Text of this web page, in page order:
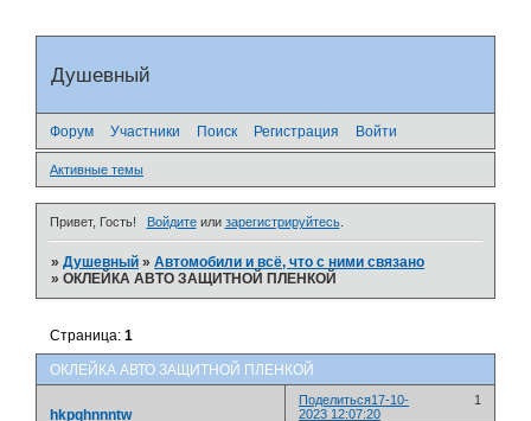
Душевный
Форум Участники Поиск Регистрация Войти
Активные темы
Привет, Гость! Войдитеили зарегистрируйтесь.
»Душевный »Автомобили и всё, что с ними связано
»ОКЛЕЙКА АВТО ЗАЩИТНОЙ ПЛЕНКОЙ
ОКЛЕЙКА АВТО ЗАЩИТНОЙ ПЛЕНКОЙ
Страница:1
Поделиться 1
17-10-
2023 12:07:20
hkpqhnnntw